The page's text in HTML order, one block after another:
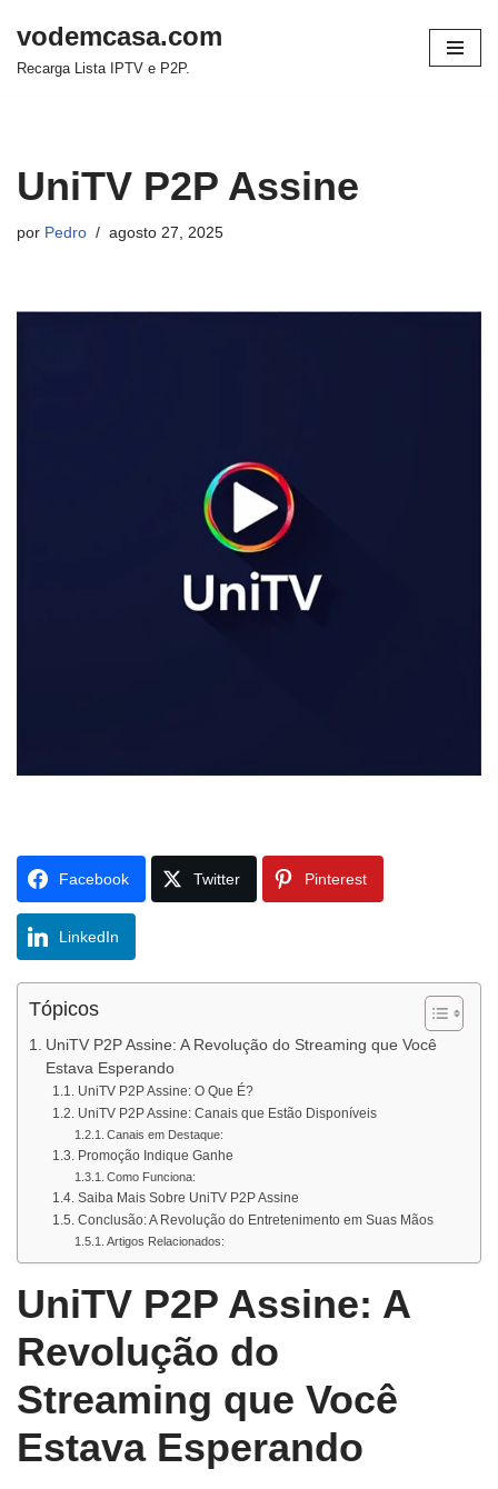
Pular
vodemcasa.com
Recarga Lista IPTV e P2P.
UniTV P2P Assine
por Pedro agosto 27, 2025
Facebook Twitter Pinterest
LinkedIn
Tópicos
UniTV P2P Assine: A Revolução do Streaming que Você
Estava Esperando
UniTV P2P Assine: O Que É?
UniTV P2P Assine: Canais que Estão Disponíveis
Canais em Destaque:
Promoção Indique Ganhe
Como Funciona:
Saiba Mais Sobre UniTV P2P Assine
Conclusão: A Revolução do Entretenimento em Suas Mãos
Artigos Relacionados:
UniTV P2P Assine: A
Revolução do
Streaming que Você
Estava Esperando